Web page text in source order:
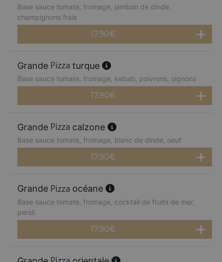
Base sauce tomate, fromage, jambon de dinde,
champignons frais
17.90€
Grande turque
Base sauce tomate, fromage, kebab, poivrons, oignons
17.90€
Grande calzone
Base sauce tomate, fromage, blanc de dinde, oeuf
17.90€
Grande océane
Base sauce tomate, fromage, cocktail de fruits de mer,
persil
17.90€